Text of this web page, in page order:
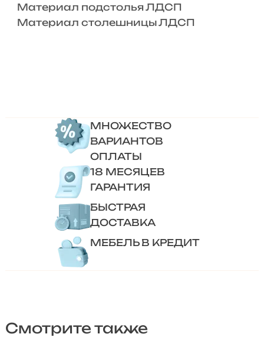
Материал подстолья ЛДСП
Материал столешницы ЛДСП
МНОЖЕСТВО
ВАРИАНТОВ
ОПЛАТЫ
18 МЕСЯЦЕВ
ГАРАНТИЯ
БЫСТРАЯ
ДОСТАВКА
МЕБЕЛЬ В КРЕДИТ
Смотрите также